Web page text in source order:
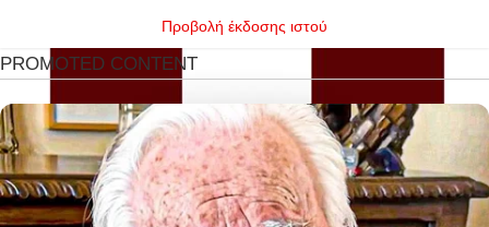
Προβολή έκδοσης ιστού